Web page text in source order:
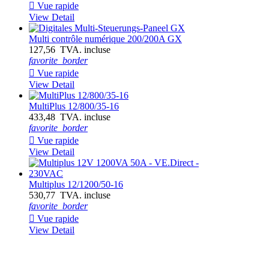
 Vue rapide
View Detail
Multi contrôle numérique 200/200A GX
127,56 TVA. incluse
favorite_border
 Vue rapide
View Detail
MultiPlus 12/800/35-16
433,48 TVA. incluse
favorite_border
 Vue rapide
View Detail
Multiplus 12/1200/50-16
530,77 TVA. incluse
favorite_border
 Vue rapide
View Detail